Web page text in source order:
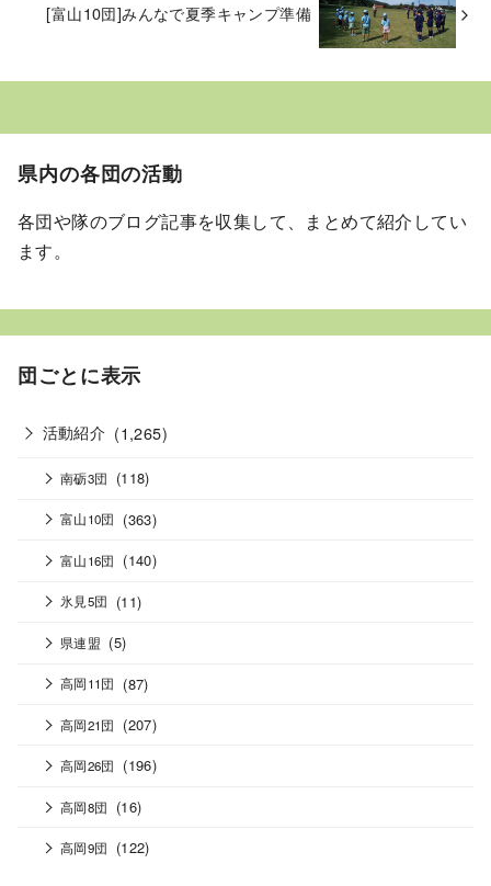
[富山10団]みんなで夏季キャンプ準備
県内の各団の活動
各団や隊のブログ記事を収集して、まとめて紹介してい
ます。
団ごとに表示
活動紹介 (1,265)
南砺3団 (118)
富山10団 (363)
富山16団 (140)
氷見5団 (11)
県連盟 (5)
高岡11団 (87)
高岡21団 (207)
高岡26団 (196)
高岡8団 (16)
高岡9団 (122)